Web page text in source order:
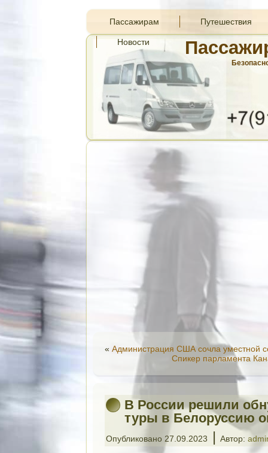
Пассажирам Путешествия
Новости
« Администрация США сочла уместной
Спикер парламента
В России решили
туры в Белоруссию
Опубликовано 27.09.2023 | Автор: